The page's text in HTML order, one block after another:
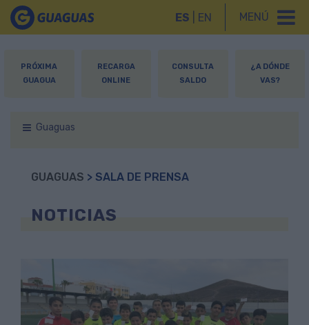
MENÚ
ES EN
PRÓXIMA
GUAGUA
RECARGA
ONLINE
CONSULTA
SALDO
¿A DÓNDE
VAS?
Guaguas
GUAGUAS > SALA DE PRENSA
NOTICIAS